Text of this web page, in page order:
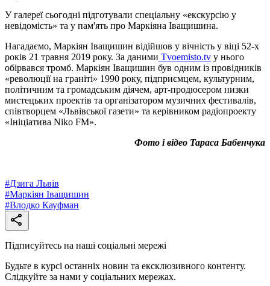
У галереї сьогодні підготували спеціальну «екскурсію у
невідомість» та у пам'ять про Маркіяна Іващишина.
Нагадаємо, Маркіян Іващишин відійшов у вічність у віці 52-х
років 21 травня 2019 року. За даними Tvoemisto.tv у нього
обірвався тромб. Маркіян Іващишин був одним із провідників
«революції на граніті» 1990 року, підприємцем, культурним,
політичним та громадським діячем, арт-продюсером низки
мистецьких проектів та організатором музичних фестивалів,
співтворцем «Львівської газети» та керівником радіопроекту
«Ініціатива Niko FM».
Фото і відео Тараса Бабенчука
#Дзига Львів
#Маркіян Іващишин
#Влодко Кауфман
Підписуйтесь на наші соціальні мережі
Будьте в курсі останніх новин та ексклюзивного контенту.
Слідкуйте за нами у соціальних мережах.